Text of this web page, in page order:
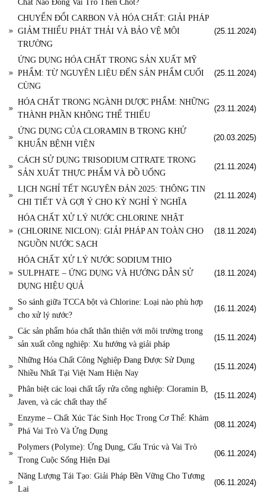
Chất Nào Đóng Vai Trò Then Chốt?
CHUYỂN ĐỔI CARBON VÀ HÓA CHẤT: GIẢI PHÁP
GIẢM THIỂU PHÁT THẢI VÀ BẢO VỆ MÔI
TRƯỜNG
(25.11.2024)
ỨNG DỤNG HÓA CHẤT TRONG SẢN XUẤT MỸ
PHẨM: TỪ NGUYÊN LIỆU ĐẾN SẢN PHẨM CUỐI
CÙNG
(25.11.2024)
HÓA CHẤT TRONG NGÀNH DƯỢC PHẨM: NHỮNG
THÀNH PHẦN KHÔNG THỂ THIẾU
(23.11.2024)
ỨNG DỤNG CỦA CLORAMIN B TRONG KHỬ
KHUẨN BỆNH VIỆN
(20.03.2025)
CÁCH SỬ DỤNG TRISODIUM CITRATE TRONG
SẢN XUẤT THỰC PHẨM VÀ ĐỒ UỐNG
(21.11.2024)
LỊCH NGHỈ TẾT NGUYÊN ĐÁN 2025: THÔNG TIN
CHI TIẾT VÀ GỢI Ý CHO KỲ NGHỈ Ý NGHĨA
(21.11.2024)
HÓA CHẤT XỬ LÝ NƯỚC CHLORINE NHẬT
(CHLORINE NICLON): GIẢI PHÁP AN TOÀN CHO
NGUỒN NƯỚC SẠCH
(18.11.2024)
HÓA CHẤT XỬ LÝ NƯỚC SODIUM THIO
SULPHATE – ỨNG DỤNG VÀ HƯỚNG DẪN SỬ
DỤNG HIỆU QUẢ
(18.11.2024)
So sánh giữa TCCA bột và Chlorine: Loại nào phù hợp
cho xử lý nước?
(16.11.2024)
Các sản phẩm hóa chất thân thiện với môi trường trong
sản xuất công nghiệp: Xu hướng và giải pháp
(15.11.2024)
Những Hóa Chất Công Nghiệp Đang Được Sử Dụng
Nhiều Nhất Tại Việt Nam Hiện Nay
(15.11.2024)
Phân biệt các loại chất tẩy rửa công nghiệp: Cloramin B,
Javen, và các chất thay thế
(15.11.2024)
Enzyme – Chất Xúc Tác Sinh Học Trong Cơ Thể: Khám
Phá Vai Trò Và Ứng Dụng
(08.11.2024)
Polymers (Polyme): Ứng Dụng, Cấu Trúc và Vai Trò
Trong Cuộc Sống Hiện Đại
(06.11.2024)
Năng Lượng Tái Tạo: Giải Pháp Bền Vững Cho Tương
Lai
(06.11.2024)